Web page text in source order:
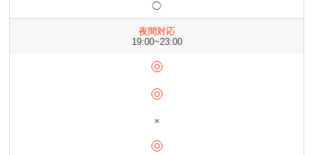
◯
夜間対応
19:00~23:00
×